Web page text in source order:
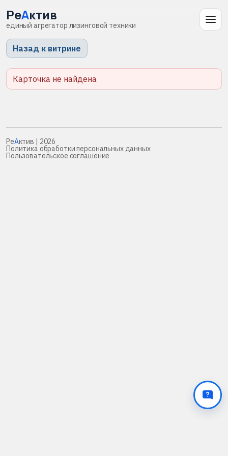
РеАктив
единый агрегатор лизинговой техники
Назад к витрине
Карточка не найдена
РеАктив | 2026
Политика обработки персональных данных
Пользовательское соглашение